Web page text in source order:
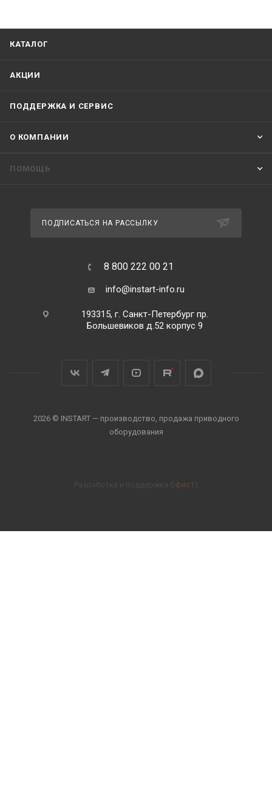
КАТАЛОГ
АКЦИИ
ПОДДЕРЖКА И СЕРВИС
О КОМПАНИИ
ПОМОЩЬ
ПОДПИСАТЬСЯ НА РАССЫЛКУ
8 800 222 00 21
info@instart-info.ru
193315, г. Санкт-Петербург пр.
Большевиков д.52 корпус 9
2026 © INSTART — производство, продажа приводного
оборудования
Офис11